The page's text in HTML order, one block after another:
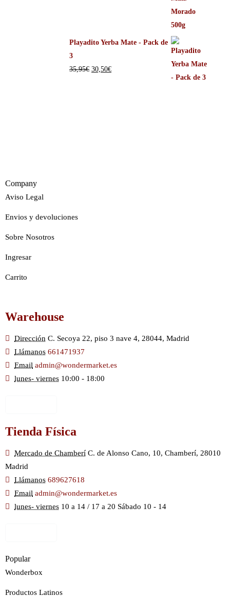
Playadito Yerba Mate - Pack de
3
35,95€ 30,50€
Company
Aviso Legal
Envios y devoluciones
Sobre Nosotros
Ingresar
Carrito
Warehouse
Dirección C. Secoya 22, piso 3 nave 4, 28044, Madrid
Llámanos 661471937
Email admin@wondermarket.es
lunes- viernes 10:00 - 18:00
Tienda Física
Mercado de Chamberí C. de Alonso Cano, 10, Chamberí, 28010
Madrid
Llámanos 689627618
Email admin@wondermarket.es
lunes- viernes 10 a 14 / 17 a 20 Sábado 10 - 14
Popular
Wonderbox
Productos Latinos